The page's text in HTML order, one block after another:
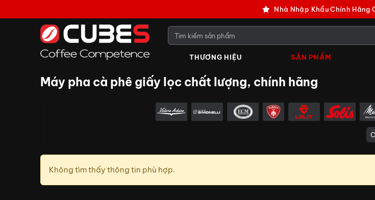
Nhà Nhập Khẩu Chính Hãng
THƯƠNG HIỆU SẢN PHẨM
Máy pha cà phê giấy lọc chất lượng, chính hãng
Không tìm thấy thông tin phù hợp.